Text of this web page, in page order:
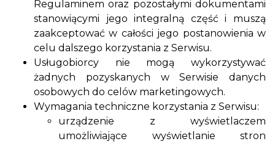
Regulaminem oraz pozostałymi dokumentami
stanowiącymi jego integralną część i muszą
zaakceptować w całości jego postanowienia w
celu dalszego korzystania z Serwisu.
Usługobiorcy nie mogą wykorzystywać
żadnych pozyskanych w Serwisie danych
osobowych do celów marketingowych.
Wymagania techniczne korzystania z Serwisu:
urządzenie z wyświetlaczem
umożliwiające wyświetlanie stron